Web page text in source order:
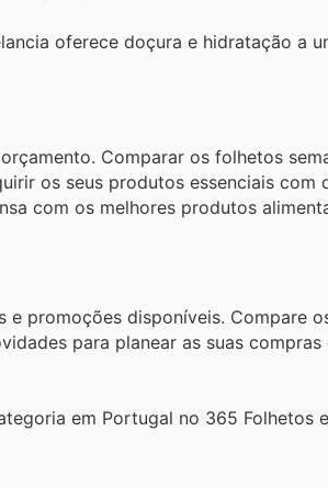
oferece doçura e hidratação a
Comparar os folhetos
os seus produtos essenciais com
com os melhores produtos
promoções disponíveis. Compare
para planear as suas
em Portugal no 365 Folhetos